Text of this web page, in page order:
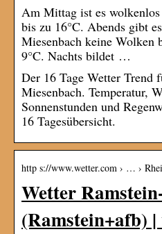
Am Mittag ist es
bis zu 16°C. Abends gibt
Miesenbach keine Wolken
9°C. Nachts bildet …
Der 16 Tage Wetter Trend
Miesenbach. Temperatur,
Sonnenstunden und
16 Tagesübersicht.
http s://www.wetter.com › … ›
Wetter
(Ramstein+afb)